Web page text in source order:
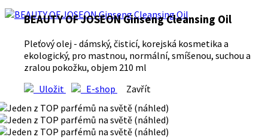
BEAUTY OF JOSEON Ginseng Cleansing Oil
Pleťový olej - dámský, čisticí, korejská kosmetika a
ekologický, pro mastnou, normální, smíšenou, suchou a
zralou pokožku, objem 210 ml
Uložit
E-shop Zavřít